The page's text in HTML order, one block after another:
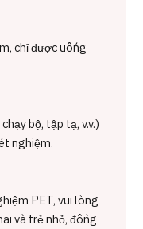
chỉ được uống
bộ, tập tạ, v.v.)
nghiệm.
PET, vui lòng
và trẻ nhỏ, đồng